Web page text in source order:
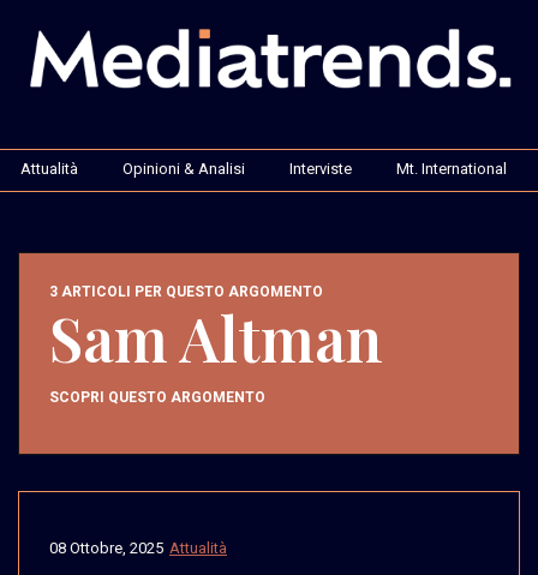
Attualità Opinioni & Analisi Interviste Mt. International
3 ARTICOLI PER QUESTO ARGOMENTO
Sam Altman
SCOPRI QUESTO ARGOMENTO
Attualità
08 Ottobre, 2025